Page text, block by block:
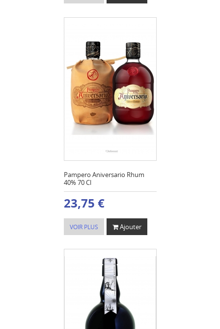
Pampero Aniversario Rhum
40% 70 Cl
23,75 €
VOIR PLUS Ajouter